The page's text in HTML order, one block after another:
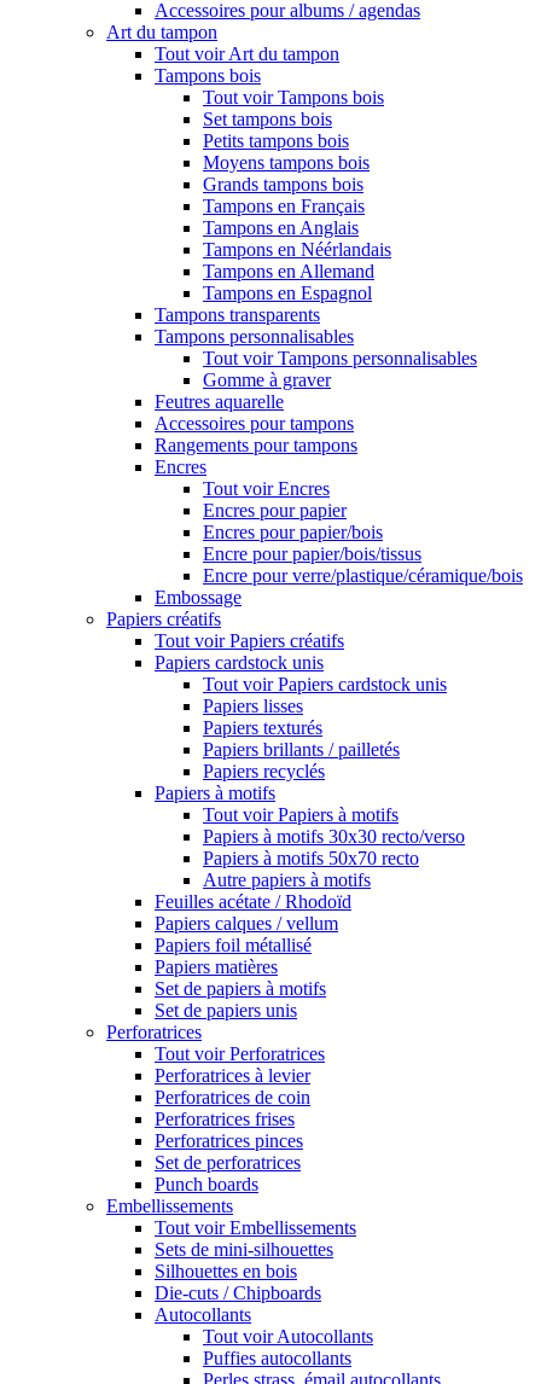
Accessoires pour albums / agendas
Art du tampon
Tout voir Art du tampon
Tampons bois
Tout voir Tampons bois
Set tampons bois
Petits tampons bois
Moyens tampons bois
Grands tampons bois
Tampons en Français
Tampons en Anglais
Tampons en Néérlandais
Tampons en Allemand
Tampons en Espagnol
Tampons transparents
Tampons personnalisables
Tout voir Tampons personnalisables
Gomme à graver
Feutres aquarelle
Accessoires pour tampons
Rangements pour tampons
Encres
Tout voir Encres
Encres pour papier
Encres pour papier/bois
Encre pour papier/bois/tissus
Encre pour verre/plastique/céramique/bois
Embossage
Papiers créatifs
Tout voir Papiers créatifs
Papiers cardstock unis
Tout voir Papiers cardstock unis
Papiers lisses
Papiers texturés
Papiers brillants / pailletés
Papiers recyclés
Papiers à motifs
Tout voir Papiers à motifs
Papiers à motifs 30x30 recto/verso
Papiers à motifs 50x70 recto
Autre papiers à motifs
Feuilles acétate / Rhodoïd
Papiers calques / vellum
Papiers foil métallisé
Papiers matières
Set de papiers à motifs
Set de papiers unis
Perforatrices
Tout voir Perforatrices
Perforatrices à levier
Perforatrices de coin
Perforatrices frises
Perforatrices pinces
Set de perforatrices
Punch boards
Embellissements
Tout voir Embellissements
Sets de mini-silhouettes
Silhouettes en bois
Die-cuts / Chipboards
Autocollants
Tout voir Autocollants
Puffies autocollants
Perles,strass, émail autocollants